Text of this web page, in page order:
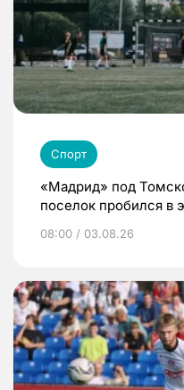
Спорт
«Мадрид» под
поселок пробился в
08:00 / 03.08.26